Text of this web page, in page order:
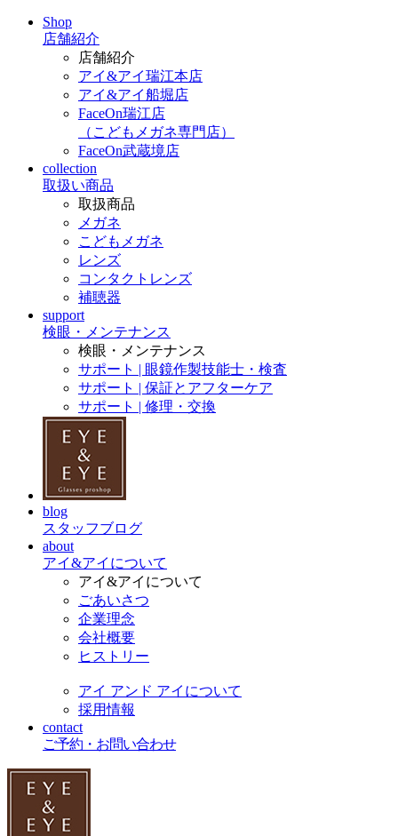
Shop
店舗紹介
店舗紹介
アイ&アイ瑞江本店
アイ&アイ船堀店
FaceOn瑞江店
（こどもメガネ専門店）
FaceOn武蔵境店
collection
取扱い商品
取扱商品
メガネ
こどもメガネ
レンズ
コンタクトレンズ
補聴器
support
検眼・メンテナンス
検眼・メンテナンス
サポート | 眼鏡作製技能士・検査
サポート | 保証とアフターケア
サポート | 修理・交換
blog
スタッフブログ
about
アイ&アイについて
アイ&アイについて
ごあいさつ
企業理念
会社概要
ヒストリー
アイ アンド アイについて
採用情報
contact
ご予約・お問い合わせ